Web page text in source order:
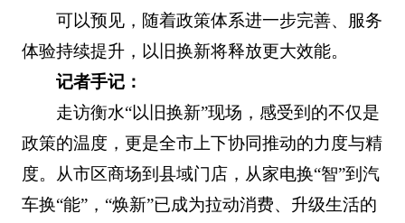
可以预见，随着政策体系进一步完善、服务
体验持续提升，以旧换新将释放更大效能。
记者手记：
走访衡水“以旧换新”现场，感受到的不仅是
政策的温度，更是全市上下协同推动的力度与精
度。从市区商场到县域门店，从家电换“智”到汽
车换“能”，“焕新”已成为拉动消费、升级生活的